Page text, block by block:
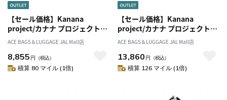
【セール価格】Kanana
project/カナナ プロジェクト
PJ-16 ショルダーバッグ 6L
300g 11902
ACE BAGS＆LUGGAGE JAL Mall店
8,855 円 （税込）
積算 80 マイル (1倍)
【セール価格】Kanana
project/カナナ プロジェクト
PJ-16 リュックサック A4 13L
540g 11903
ACE BAGS＆LUGGAGE JAL Mall店
13,860 円 （税込）
積算 126 マイル (1倍)